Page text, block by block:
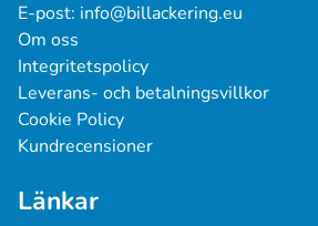
E-post: info@billackering.eu
Om oss
Integritetspolicy
Leverans- och betalningsvillkor
Cookie Policy
Kundrecensioner
Länkar